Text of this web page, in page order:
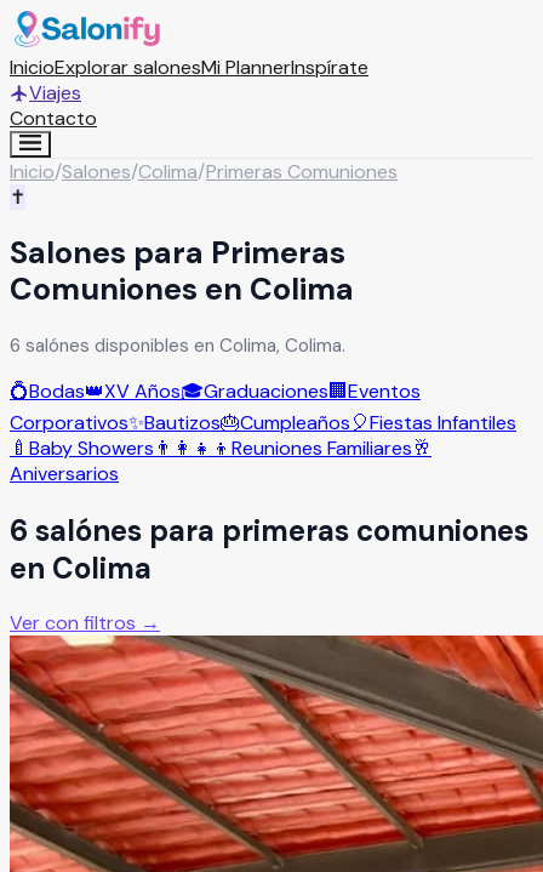
InicioExplorar salonesMi PlannerInspírate
Viajes
Contacto
Inicio/Salones/Colima/Primeras Comuniones
✝️
Salones para Primeras
Comuniones en Colima
6 salónes disponibles en Colima, Colima.
💍Bodas👑XV Años🎓Graduaciones🏢Eventos
Corporativos✨Bautizos🎂Cumpleaños🎈Fiestas Infantiles
🍼 Baby Showers 👨‍👩‍👧‍👦 Reuniones Familiares🥂
Aniversarios
6 salónes para primeras comuniones
en Colima
Ver con filtros →